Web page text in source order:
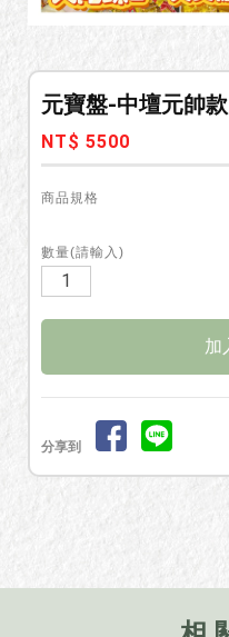
元寶盤-中壇元帥款
NT$ 5500
商品規格
數量(請輸入)
分享到